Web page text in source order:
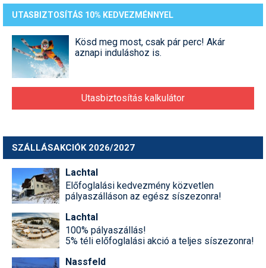
UTASBIZTOSÍTÁS 10% KEDVEZMÉNNYEL
Kösd meg most, csak pár perc! Akár
aznapi induláshoz is.
Utasbiztosítás kalkulátor
SZÁLLÁSAKCIÓK 2026/2027
Lachtal
Előfoglalási kedvezmény közvetlen
pályaszálláson az egész síszezonra!
Lachtal
100% pályaszállás!
5% téli előfoglalási akció a teljes síszezonra!
Nassfeld